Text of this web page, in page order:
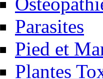
Parasites
Pied et
Plantes